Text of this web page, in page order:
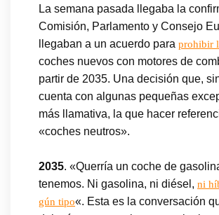
La semana pasada llegaba la
Comisión, Parlamento y Consejo
llegaban a un acuerdo para prohibir
coches nuevos con motores de
partir de 2035. Una decisión que,
cuenta con algunas pequeñas
más llamativa, la que hacer
«coches neutros».
2035. «Querría un coche de
tenemos. Ni gasolina, ni diésel, ni
gún tipo«. Esta es la conversación